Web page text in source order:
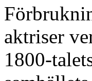
aktriser
1800-